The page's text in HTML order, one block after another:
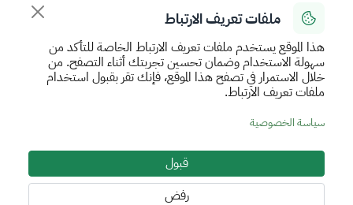
ملفات تعريف الارتباط
هذا الموقع يستخدم ملفات تعريف الارتباط الخاصة للتأكد من
سهولة الاستخدام وضمان تحسين تجربتك أثناء التصفح. من
خلال الاستمرار في تصفح هذا الموقع، فإنك تقر بقبول استخدام
ملفات تعريف الارتباط.
سياسة الخصوصية
قبول
رفض
أدوات الإتاحة وامكانية الوصول
سياسة الإستخدام الآمن
جميع الحقوق محفوظة للهيئة العامة للعقار © 2026
تم تطويره وتشغيله بواسطة الهيئة العامة للعقار